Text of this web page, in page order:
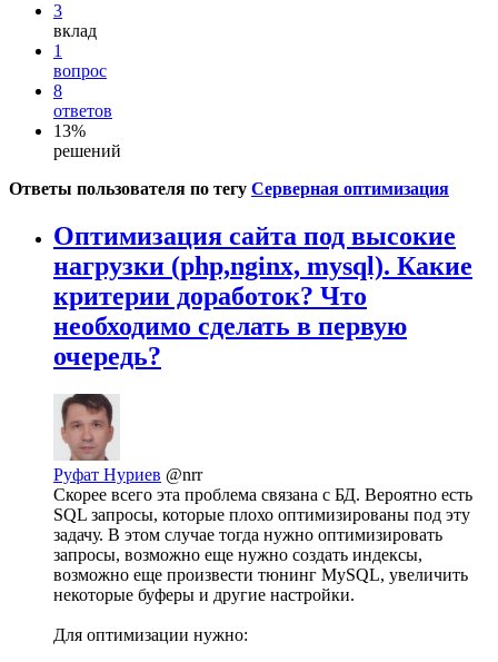
3
вклад
1
вопрос
8
ответов
13%
решений
Ответы пользователя по тегу Серверная оптимизация
Оптимизация сайта под высокие
нагрузки (php,nginx, mysql). Какие
критерии доработок? Что
необходимо сделать в первую
очередь?
Руфат Нуриев @nrr
Скорее всего эта проблема связана с БД. Вероятно есть
SQL запросы, которые плохо оптимизированы под эту
задачу. В этом случае тогда нужно оптимизировать
запросы, возможно еще нужно создать индексы,
возможно еще произвести тюнинг MySQL, увеличить
некоторые буферы и другие настройки.
Для оптимизации нужно: